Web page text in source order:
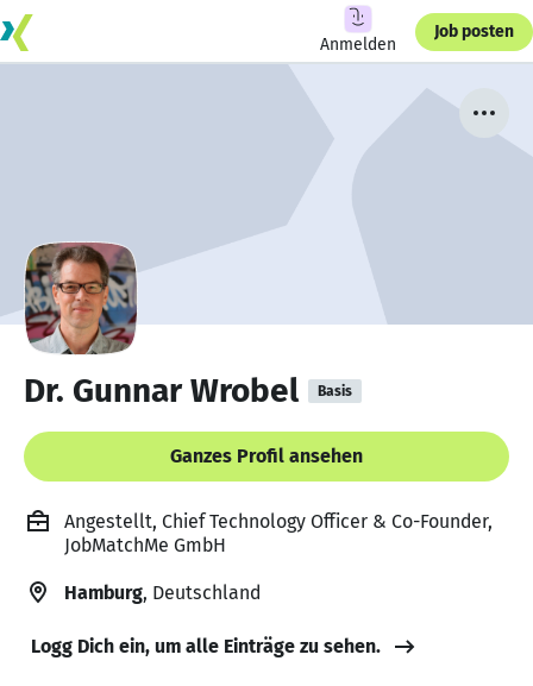
Anmelden
Job posten
Dr. Gunnar Wrobel Basis
Ganzes Profil ansehen
Angestellt, Chief Technology Officer & Co-Founder,
JobMatchMe GmbH
Hamburg, Deutschland
Logg Dich ein, um alle Einträge zu sehen.